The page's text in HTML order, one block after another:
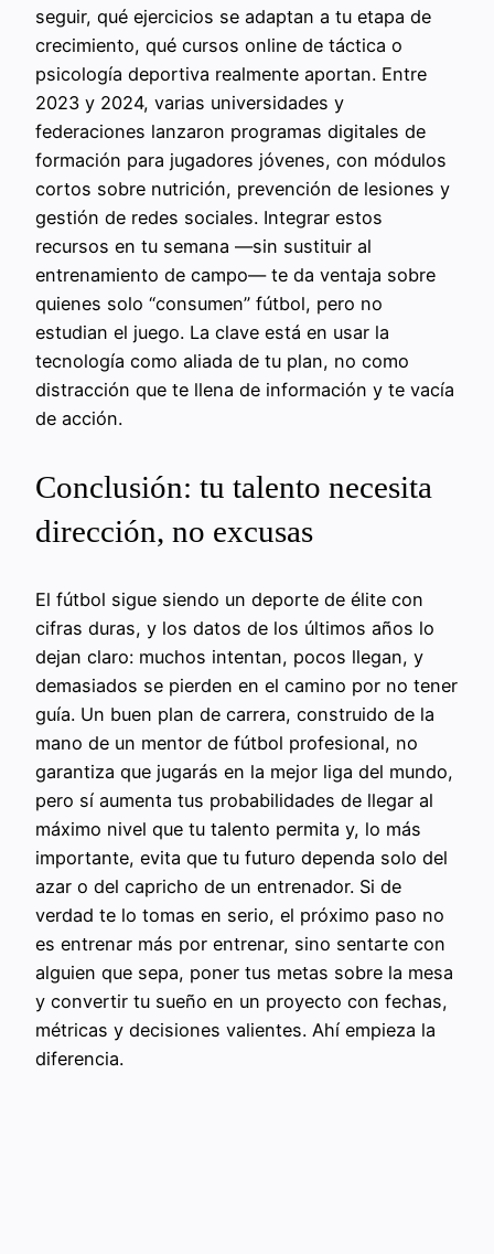
seguir, qué ejercicios se adaptan a tu etapa de
crecimiento, qué cursos online de táctica o
psicología deportiva realmente aportan. Entre
2023 y 2024, varias universidades y
federaciones lanzaron programas digitales de
formación para jugadores jóvenes, con módulos
cortos sobre nutrición, prevención de lesiones y
gestión de redes sociales. Integrar estos
recursos en tu semana —sin sustituir al
entrenamiento de campo— te da ventaja sobre
quienes solo “consumen” fútbol, pero no
estudian el juego. La clave está en usar la
tecnología como aliada de tu plan, no como
distracción que te llena de información y te vacía
de acción.
Conclusión: tu talento necesita
dirección, no excusas
El fútbol sigue siendo un deporte de élite con
cifras duras, y los datos de los últimos años lo
dejan claro: muchos intentan, pocos llegan, y
demasiados se pierden en el camino por no tener
guía. Un buen plan de carrera, construido de la
mano de un mentor de fútbol profesional, no
garantiza que jugarás en la mejor liga del mundo,
pero sí aumenta tus probabilidades de llegar al
máximo nivel que tu talento permita y, lo más
importante, evita que tu futuro dependa solo del
azar o del capricho de un entrenador. Si de
verdad te lo tomas en serio, el próximo paso no
es entrenar más por entrenar, sino sentarte con
alguien que sepa, poner tus metas sobre la mesa
y convertir tu sueño en un proyecto con fechas,
métricas y decisiones valientes. Ahí empieza la
diferencia.